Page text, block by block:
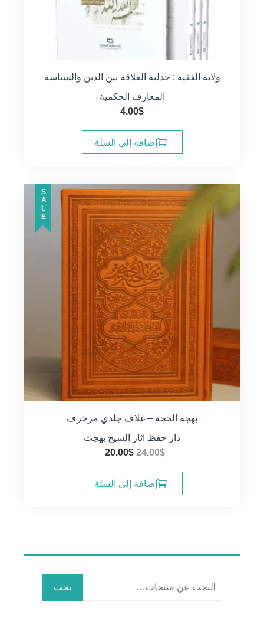
ولاية الفقيه : جدلية العلاقة بين الدين والسياسة
المعارف الحكمية
4.00$
إضافة إلى السلة
SALE
بهجة الحجة – غلاف جلدي مزخرف
دار حفظ اثار الشيخ بهجت
24.00$
السعر
هو:
24.00$.
20.00$
هو:
20.00$.
إضافة إلى السلة
بحث